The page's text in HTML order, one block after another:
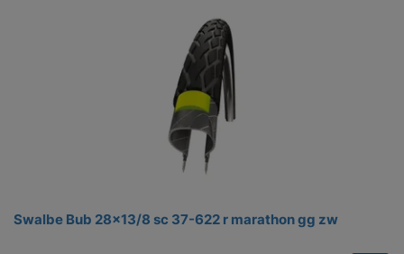
Swalbe Bub 28x13/8 sc 37-622 r marathon gg zw